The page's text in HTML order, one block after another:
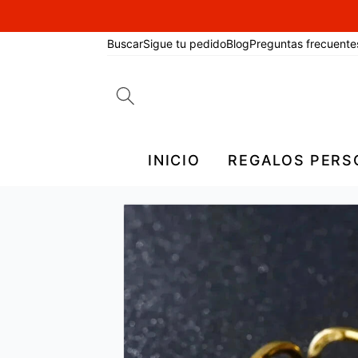
BuscarSigue tu pedidoBlogPreguntas
INICIO REGALOS